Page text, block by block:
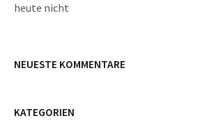
heute nicht
NEUESTE KOMMENTARE
KATEGORIEN